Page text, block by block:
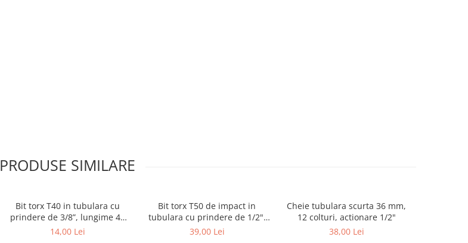
PRODUSE SIMILARE
Bit torx T40 in tubulara cu
prindere de 3/8”, lungime 48
mm, BGS 2546
14,00 Lei
Bit torx T50 de impact in
tubulara cu prindere de 1/2",
lungime 75 mm
39,00 Lei
Cheie tubulara scurta 36 mm,
12 colturi, actionare 1/2"
38,00 Lei